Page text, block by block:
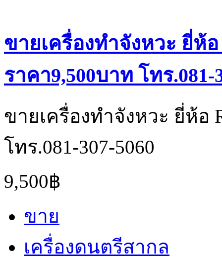
ขายเครื่องทำจังหวะ ยี่ห้อ
ราคา9,500บาท โทร.081-
ขายเครื่องทำจังหวะ ยี่ห้อ
โทร.081-307-5060
9,500฿
ขาย
เครื่องดนตรีสากล